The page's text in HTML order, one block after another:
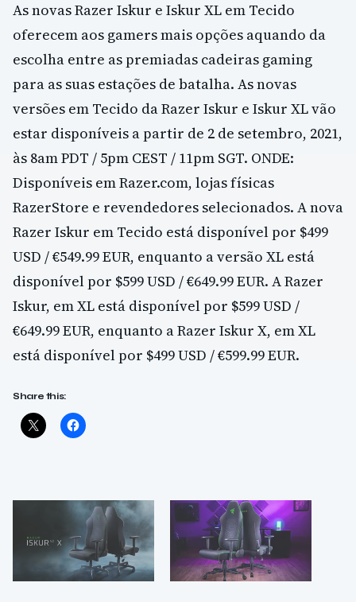
As novas Razer Iskur e Iskur XL em Tecido
oferecem aos gamers mais opções aquando da
escolha entre as premiadas cadeiras gaming
para as suas estações de batalha. As novas
versões em Tecido da Razer Iskur e Iskur XL vão
estar disponíveis a partir de 2 de setembro, 2021,
às 8am PDT / 5pm CEST / 11pm SGT. ONDE:
Disponíveis em Razer.com, lojas físicas
RazerStore e revendedores selecionados. A nova
Razer Iskur em Tecido está disponível por $499
USD / €549.99 EUR, enquanto a versão XL está
disponível por $599 USD / €649.99 EUR. A Razer
Iskur, em XL está disponível por $599 USD /
€649.99 EUR, enquanto a Razer Iskur X, em XL
está disponível por $499 USD / €599.99 EUR.
Share this: